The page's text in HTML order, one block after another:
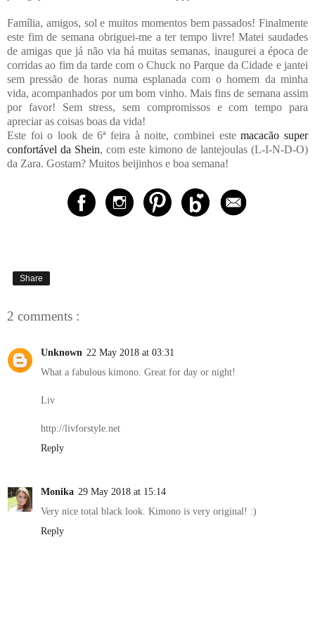
Família, amigos, sol e muitos momentos bem passados! Finalmente
este fim de semana obriguei-me a ter tempo livre! Matei saudades
de amigas que já não via há muitas semanas, inaugurei a época de
corridas ao fim da tarde com o Chuck no Parque da Cidade e jantei
sem pressão de horas numa esplanada com o homem da minha
vida, acompanhados por um bom vinho. Mais fins de semana assim
por favor! Sem stress, sem compromissos e com tempo para
apreciar as coisas boas da vida!
Este foi o look de 6ª feira à noite, combinei estemacacão super
confortável da Shein, com este kimono de lantejoulas (L-I-N-D-O)
da Zara. Gostam? Muitos beijinhos e boa semana!
Share
2 comments :
Unknown 22 May 2018 at 03:31
What a fabulous kimono. Great for day or night!
Liv
http://livforstyle.net
Reply
Monika 29 May 2018 at 15:14
Very nice total black look. Kimono is very original! :)
Reply